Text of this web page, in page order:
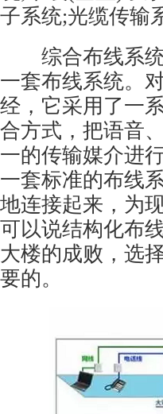
子系统;光缆传输
综合布线系统
一套布线系统。
经，它采用了一
合方式，把语音
一的传输媒介进
一套标准的布线
地连接起来，为
可以说结构化布
大楼的成败，选
要的。